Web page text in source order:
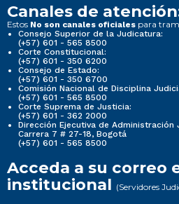
Canales de
Estos No son canales oficiales para
Consejo Superior de la Judicatura:
(+57) 601 - 565 8500
Corte Constitucional:
(+57) 601 - 350 6200
Consejo de Estado:
(+57) 601 - 350 6700
Comisión Nacional de Disciplina
(+57) 601 - 565 8500
Corte Suprema de Justicia:
(+57) 601 - 362 2000
Dirección Ejecutiva de Administración
Carrera 7 # 27-18, Bogotá
(+57) 601 - 565 8500
Acceda a su correo
institucional (Servidores